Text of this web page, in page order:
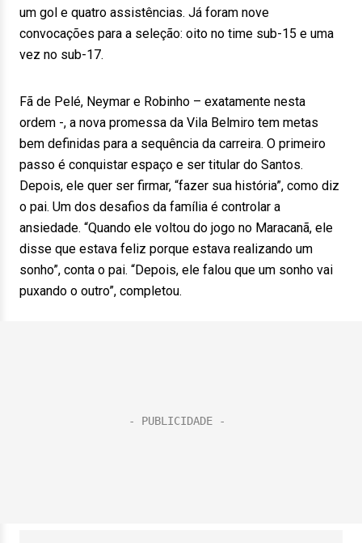
um gol e quatro assistências. Já foram nove
convocações para a seleção: oito no time sub-15 e uma
vez no sub-17.
Fã de Pelé, Neymar e Robinho – exatamente nesta
ordem -, a nova promessa da Vila Belmiro tem metas
bem definidas para a sequência da carreira. O primeiro
passo é conquistar espaço e ser titular do Santos.
Depois, ele quer ser firmar, “fazer sua história”, como diz
o pai. Um dos desafios da família é controlar a
ansiedade. “Quando ele voltou do jogo no Maracanã, ele
disse que estava feliz porque estava realizando um
sonho”, conta o pai. “Depois, ele falou que um sonho vai
puxando o outro”, completou.